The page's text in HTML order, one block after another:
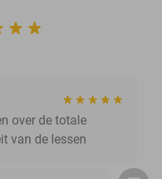
over de totale
van de lessen